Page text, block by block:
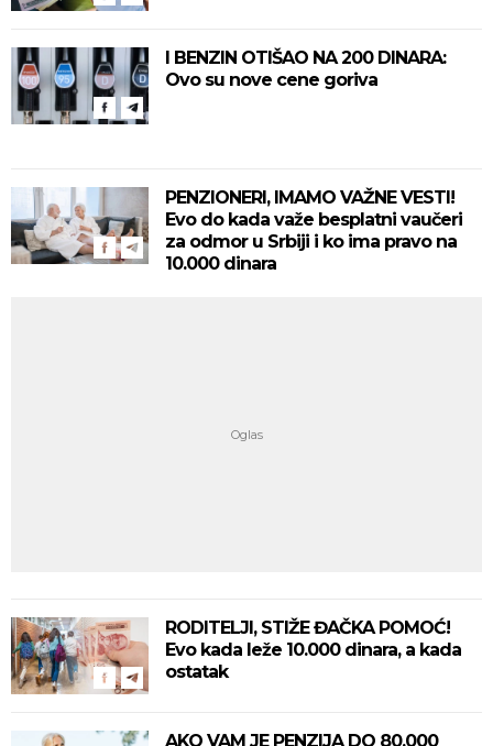
I BENZIN OTIŠAO NA 200 DINARA:
Ovo su nove cene goriva
PENZIONERI, IMAMO VAŽNE VESTI!
Evo do kada važe besplatni vaučeri
za odmor u Srbiji i ko ima pravo na
10.000 dinara
RODITELJI, STIŽE ĐAČKA POMOĆ!
Evo kada leže 10.000 dinara, a kada
ostatak
AKO VAM JE PENZIJA DO 80.000